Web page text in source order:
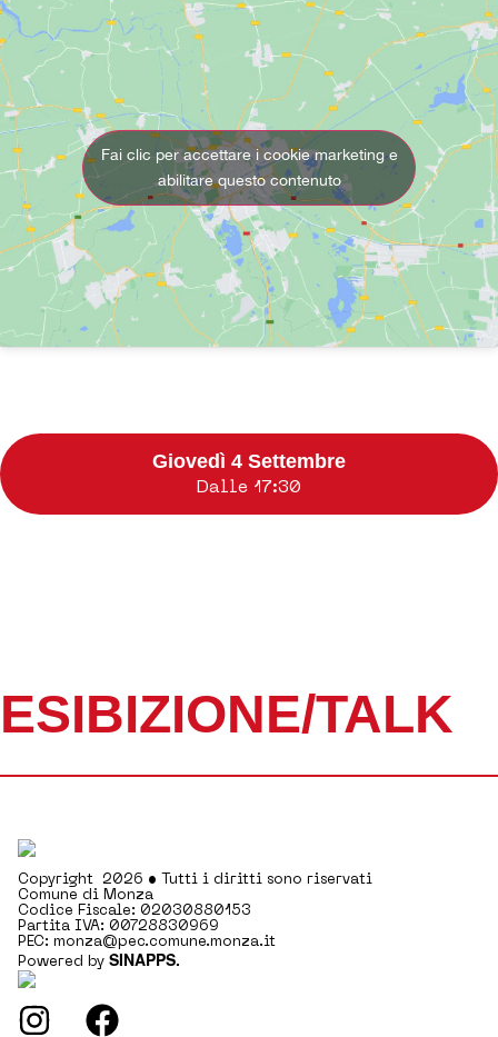
Fai clic per accettare i cookie marketing e
abilitare questo contenuto
Giovedì 4 Settembre
Dalle 17:30
ESIBIZIONE/TALK
Copyright 2026 • Tutti i diritti sono riservati
Comune di Monza
Codice Fiscale: 02030880153
Partita IVA: 00728830969
PEC: monza@pec.comune.monza.it
Powered by SINAPPS.